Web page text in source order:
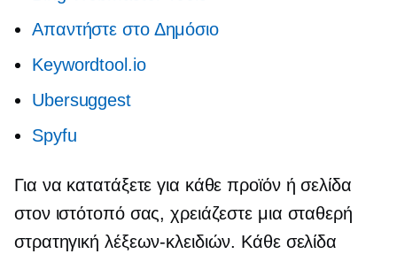
Απαντήστε στο Δημόσιο
Keywordtool.io
Ubersuggest
Spyfu
Για να κατατάξετε για κάθε προϊόν ή σελίδα
στον ιστότοπό σας, χρειάζεστε μια σταθερή
στρατηγική λέξεων-κλειδιών. Κάθε σελίδα